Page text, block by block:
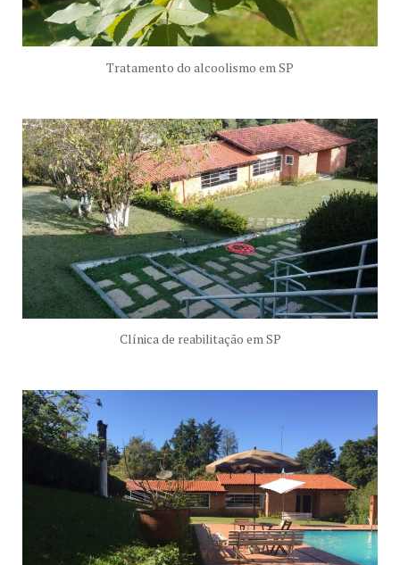
Tratamento do alcoolismo em SP
Clínica de reabilitação em SP